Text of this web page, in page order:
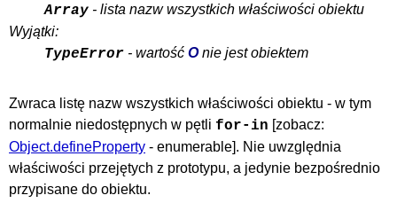
Array - lista nazw wszystkich właściwości obiektu
Wyjątki:
TypeError - wartość Onie jest obiektem
Zwraca listę nazw wszystkich właściwości obiektu - w tym
normalnie niedostępnych w pętli for-in [zobacz:
Object.defineProperty - enumerable]. Nie uwzględnia
właściwości przejętych z prototypu, a jedynie bezpośrednio
przypisane do obiektu.